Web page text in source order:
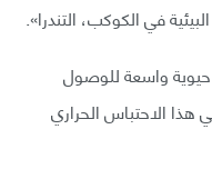
في الكوكب، التندرا».
حيوية واسعة للوصول
هذا الاحتباس الحراري